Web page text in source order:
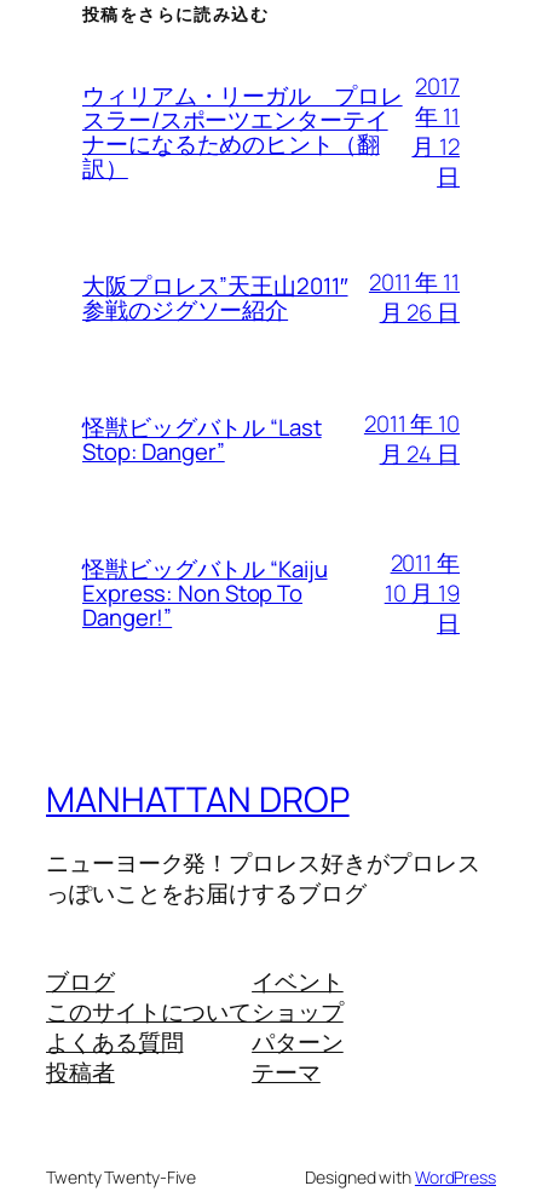
投稿をさらに読み込む
ウィリアム・リーガル プロレ
スラー/スポーツエンターテイ
ナーになるためのヒント（翻
訳）
2017
年 11
月 12
日
大阪プロレス”天王山2011″
参戦のジグソー紹介
2011 年 11
月 26 日
怪獣ビッグバトル “Last
Stop: Danger”
2011 年 10
月 24 日
怪獣ビッグバトル “Kaiju
Express: Non Stop To
Danger!”
2011 年
10 月 19
日
MANHATTAN DROP
ニューヨーク発！プロレス好きがプロレス
っぽいことをお届けするブログ
ブログ
このサイトについて
よくある質問
投稿者
イベント
ショップ
パターン
テーマ
Twenty Twenty-Five Designed withWordPress